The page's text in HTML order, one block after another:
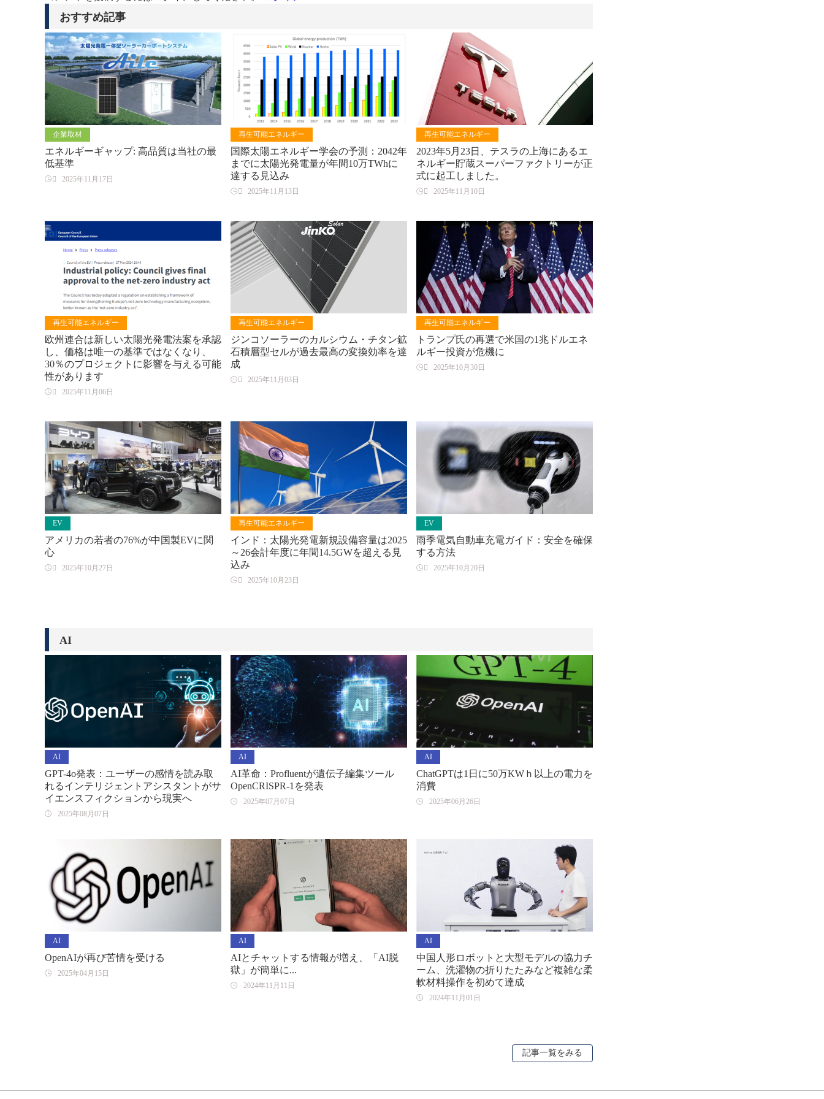
おすすめ記事
企業取材
エネルギーギャップ: 高品質は当社の最
低基準
 2025年11月17日
再生可能エネルギー
国際太陽エネルギー学会の予測：2042年
までに太陽光発電量が年間10万TWhに
達する見込み
 2025年11月13日
再生可能エネルギー
2023年5月23日、テスラの上海にあるエ
ネルギー貯蔵スーパーファクトリーが正
式に起工しました。
 2025年11月10日
再生可能エネルギー
欧州連合は新しい太陽光発電法案を承認
し、価格は唯一の基準ではなくなり、
30％のプロジェクトに影響を与える可能
性があります
 2025年11月06日
再生可能エネルギー
ジンコソーラーのカルシウム・チタン鉱
石積層型セルが過去最高の変換効率を達
成
 2025年11月03日
再生可能エネルギー
トランプ氏の再選で米国の1兆ドルエネ
ルギー投資が危機に
 2025年10月30日
EV
アメリカの若者の76%が中国製EVに関
心
 2025年10月27日
再生可能エネルギー
インド：太陽光発電新規設備容量は2025
～26会計年度に年間14.5GWを超える見
込み
 2025年10月23日
EV
雨季電気自動車充電ガイド：安全を確保
する方法
 2025年10月20日
AI
AI
GPT-4o発表：ユーザーの感情を読み取
れるインテリジェントアシスタントがサ
イエンスフィクションから現実へ
2025年08月07日
AI
AI革命：Profluentが遺伝子編集ツール
OpenCRISPR-1を発表
2025年07月07日
AI
ChatGPTは1日に50万KWｈ以上の電力を
消費
2025年06月26日
AI
OpenAIが再び苦情を受ける
2025年04月15日
AI
AIとチャットする情報が増え、「AI脱
獄」が簡単に...
2024年11月11日
AI
中国人形ロボットと大型モデルの協力チ
ーム、洗濯物の折りたたみなど複雑な柔
軟材料操作を初めて達成
2024年11月01日
記事一覧をみる